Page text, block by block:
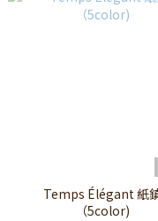
Temps Élégant 紙
（5color)